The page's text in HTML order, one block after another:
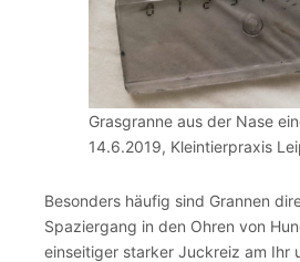
Grasgranne aus der Nase
14.6.2019, Kleintierpraxis
Besonders häufig sind Grannen
Spaziergang in den Ohren von
einseitiger starker Juckreiz am Ihr